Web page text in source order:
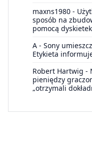
maxns1980 -
sposób na
pomocą
A - Sony
Etykieta
Robert Hartwig -
pieniędzy
„otrzymali